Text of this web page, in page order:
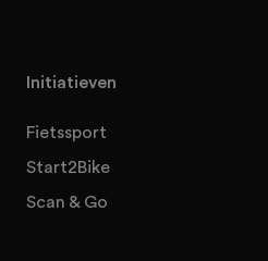
Initiatieven
Fietssport
Start2Bike
Scan & Go